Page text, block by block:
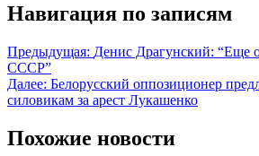
Навигация по записям
Предыдущая: Денис Драгунский: “Еще
СССР”
Далее: Белорусский оппозиционер
силовикам за арест Лукашенко
Похожие новости